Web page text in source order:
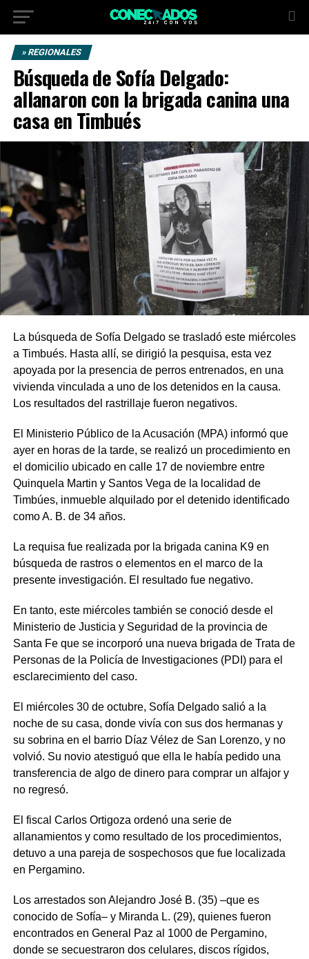
» REGIONALES
Búsqueda de Sofía Delgado:
allanaron con la brigada canina una
casa en Timbués
La búsqueda de Sofía Delgado se trasladó este miércoles
a Timbués. Hasta allí, se dirigió la pesquisa, esta vez
apoyada por la presencia de perros entrenados, en una
vivienda vinculada a uno de los detenidos en la causa.
Los resultados del rastrillaje fueron negativos.
El Ministerio Público de la Acusación (MPA) informó que
ayer en horas de la tarde, se realizó un procedimiento en
el domicilio ubicado en calle 17 de noviembre entre
Quinquela Martin y Santos Vega de la localidad de
Timbúes, inmueble alquilado por el detenido identificado
como A. B. de 34 años.
La requisa fue realizada por la brigada canina K9 en
búsqueda de rastros o elementos en el marco de la
presente investigación. El resultado fue negativo.
En tanto, este miércoles también se conoció desde el
Ministerio de Justicia y Seguridad de la provincia de
Santa Fe que se incorporó una nueva brigada de Trata de
Personas de la Policía de Investigaciones (PDI) para el
esclarecimiento del caso.
El miércoles 30 de octubre, Sofía Delgado salió a la
noche de su casa, donde vivía con sus dos hermanas y
su sobrina en el barrio Díaz Vélez de San Lorenzo, y no
volvió. Su novio atestiguó que ella le había pedido una
transferencia de algo de dinero para comprar un alfajor y
no regresó.
El fiscal Carlos Ortigoza ordenó una serie de
allanamientos y como resultado de los procedimientos,
detuvo a una pareja de sospechosos que fue localizada
en Pergamino.
Los arrestados son Alejandro José B. (35) –que es
conocido de Sofía– y Miranda L. (29), quienes fueron
encontrados en General Paz al 1000 de Pergamino,
donde se secuestraron dos celulares, discos rígidos,